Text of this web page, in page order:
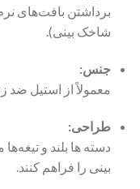
برداشتن بافت‌های
شاخک بینی).
جنس:
معمولاً از استیل ضد
طراحی:
دسته ها بلند و
بینی را فراهم کنند.